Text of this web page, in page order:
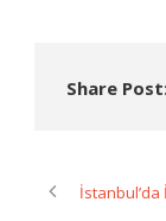
Share
İstanbul’da